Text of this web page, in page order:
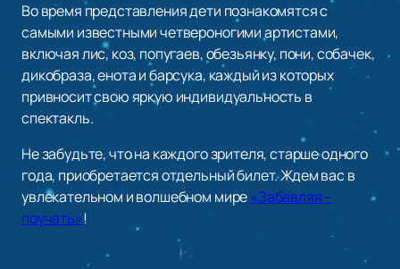
Во время представления дети познакомятся с
самыми известными четвероногими артистами,
включая лис, коз, попугаев, обезьянку, пони, собачек,
дикобраза, енота и барсука, каждый из которых
привносит свою яркую индивидуальность в
спектакль.
Не забудьте, что на каждого зрителя, старше одного
года, приобретается отдельный билет. Ждем вас в
увлекательном и волшебном мире«Забавляя –
поучать»!